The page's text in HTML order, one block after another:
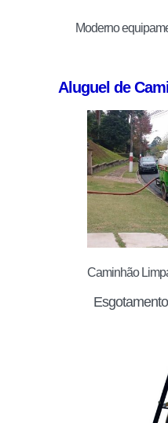
Moderno
Aluguel de
Caminhão